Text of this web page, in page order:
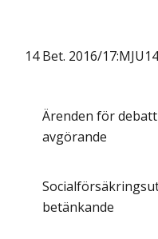
14 Bet. 2016/
Ärenden för
avgörande
betänkande